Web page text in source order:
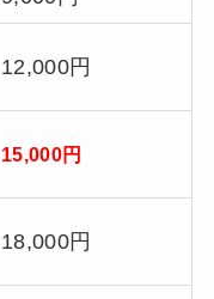
12,000円
15,000円
18,000円